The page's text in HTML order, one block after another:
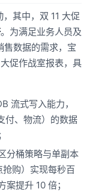
其中，双 11 大促
。为满足业务人员及
数据的需求，宝
促作战室报表，具
流式写入能力，
付、物流）的数据
分桶策略与单副本
抢购）实现每秒百
提升 10 倍；